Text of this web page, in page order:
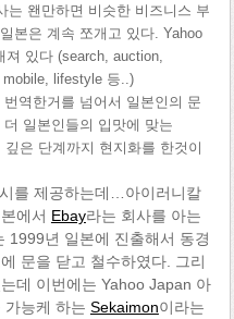
는 왠만하면 비슷한 비즈니스 부
본은 계속 쪼개고 있다. Yahoo
있다 (search, auction,
mobile, lifestyle 등..)
역한거를 넘어서 일본인의 문
일본인들의 입맛에 맞는
은 단계까지 현지화를 한것이
를 제공하는데…아이러니칼
에서 Ebay라는 회사를 아는
1999년 일본에 진출해서 동경
문을 닫고 철수하였다. 그리
데 이번에는 Yahoo Japan 아
가능케 하는 Sekaimon이라는